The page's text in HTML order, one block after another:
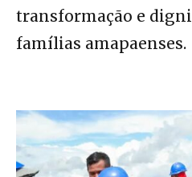
transformação e
famílias amapaenses.